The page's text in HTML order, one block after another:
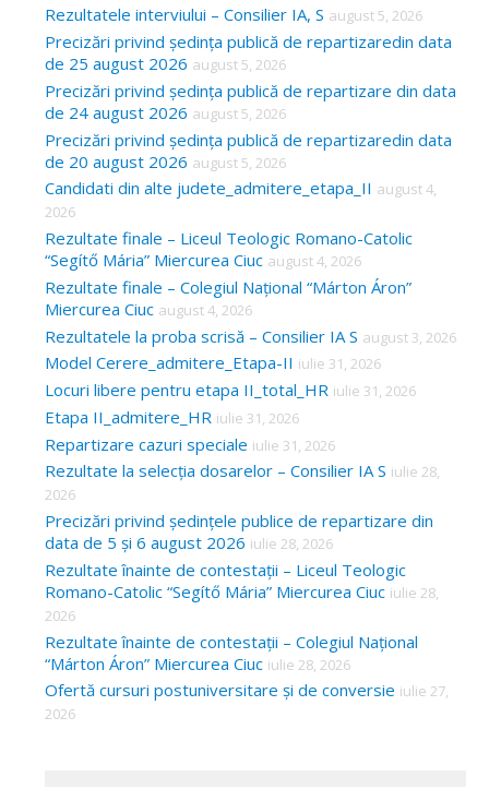
Rezultatele interviului – Consilier IA, S august 5, 2026
Precizări privind ședința publică de repartizaredin data
de 25 august 2026 august 5, 2026
Precizări privind ședința publică de repartizare din data
de 24 august 2026 august 5, 2026
Precizări privind ședința publică de repartizaredin data
de 20 august 2026 august 5, 2026
Candidati din alte judete_admitere_etapa_II august 4,
2026
Rezultate finale – Liceul Teologic Romano-Catolic
“Segítő Mária” Miercurea Ciuc august 4, 2026
Rezultate finale – Colegiul Național “Márton Áron”
Miercurea Ciuc august 4, 2026
Rezultatele la proba scrisă – Consilier IA S august 3, 2026
Model Cerere_admitere_Etapa-II iulie 31, 2026
Locuri libere pentru etapa II_total_HR iulie 31, 2026
Etapa II_admitere_HR iulie 31, 2026
Repartizare cazuri speciale iulie 31, 2026
Rezultate la selecția dosarelor – Consilier IA S iulie 28,
2026
Precizări privind ședințele publice de repartizare din
data de 5 și 6 august 2026 iulie 28, 2026
Rezultate înainte de contestații – Liceul Teologic
Romano-Catolic “Segítő Mária” Miercurea Ciuc iulie 28,
2026
Rezultate înainte de contestații – Colegiul Național
“Márton Áron” Miercurea Ciuc iulie 28, 2026
Ofertă cursuri postuniversitare și de conversie iulie 27,
2026